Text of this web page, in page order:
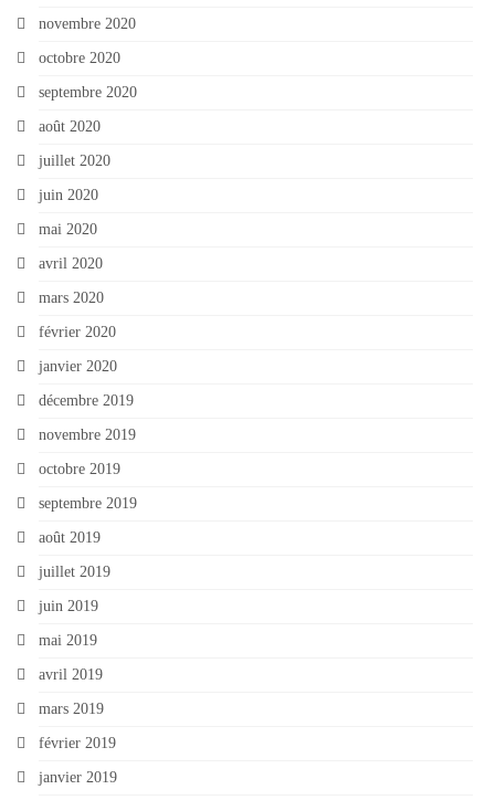
novembre 2020
octobre 2020
septembre 2020
août 2020
juillet 2020
juin 2020
mai 2020
avril 2020
mars 2020
février 2020
janvier 2020
décembre 2019
novembre 2019
octobre 2019
septembre 2019
août 2019
juillet 2019
juin 2019
mai 2019
avril 2019
mars 2019
février 2019
janvier 2019